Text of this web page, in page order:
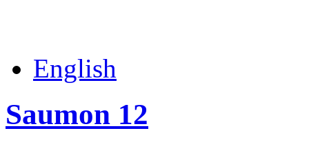
English
Saumon 12